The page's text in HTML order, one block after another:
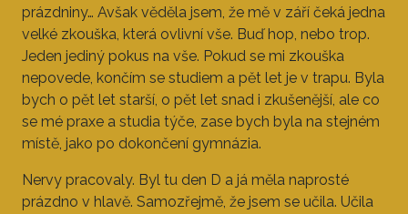
prázdniny… Avšak věděla jsem, že mě v září čeká jedna
velké zkouška, která ovlivní vše. Buď hop, nebo trop.
Jeden jediný pokus na vše. Pokud se mi zkouška
nepovede, končím se studiem a pět let je v trapu. Byla
bych o pět let starší, o pět let snad i zkušenější, ale co
se mé praxe a studia týče, zase bych byla na stejném
místě, jako po dokončení gymnázia.
Nervy pracovaly. Byl tu den D a já měla naprosté
prázdno v hlavě. Samozřejmě, že jsem se učila. Učila